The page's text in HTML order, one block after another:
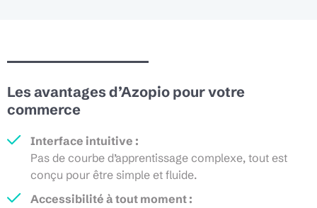
Les avantages d’Azopio pour votre
commerce
Interface intuitive :
Pas de courbe d’apprentissage complexe, tout est
conçu pour être simple et fluide.
Accessibilité à tout moment :